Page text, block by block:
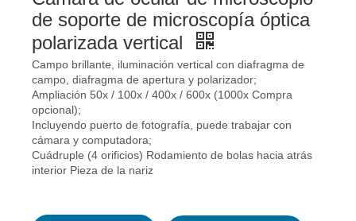
de soporte de microscopía óptica
polarizada vertical
Campo brillante, iluminación vertical con diafragma de
campo, diafragma de apertura y polarizador;
Ampliación 50x / 100x / 400x / 600x (1000x Compra
opcional);
Incluyendo puerto de fotografía, puede trabajar con
cámara y computadora;
Cuádruple (4 orificios) Rodamiento de bolas hacia atrás
interior Pieza de la nariz